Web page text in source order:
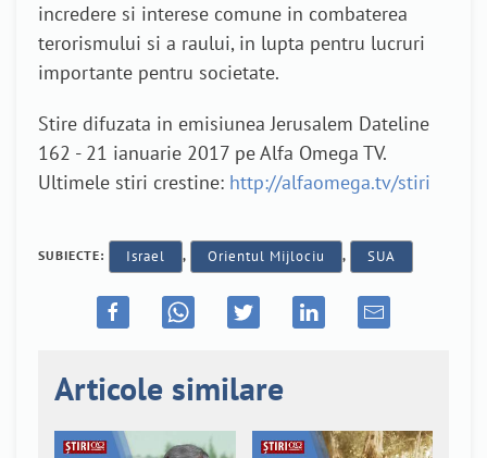
incredere si interese comune in combaterea
terorismului si a raului, in lupta pentru lucruri
importante pentru societate.
Stire difuzata in emisiunea Jerusalem Dateline
162 - 21 ianuarie 2017 pe Alfa Omega TV.
Ultimele stiri crestine: http://alfaomega.tv/stiri
SUBIECTE: Israel , Orientul Mijlociu , SUA
Articole similare